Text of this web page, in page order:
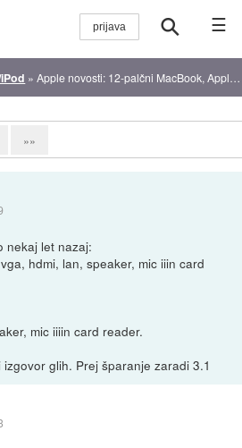
☰
»Apple novosti: 12-palčni MacBook, Apple Watch in kopica drugih izboljšav
»»
nekaj let nazaj:
hdmi, lan, speaker, mic iiin card
mic iiiin card reader.
glih. Prej šparanje zaradi 3.1